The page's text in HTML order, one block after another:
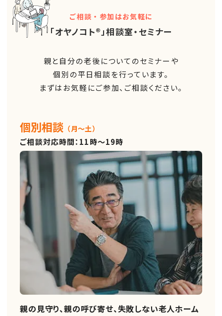
ご相談・参加はお気軽に
「オヤノコト®」相談室・セミナー
親と自分の老後についてのセミナーや
個別の平日相談を行っています。
まずはお気軽にご参加、ご相談ください。
個別相談 （月～土）
ご相談対応時間：11時～19時
親の見守り、親の呼び寄せ、失敗しない老人ホーム